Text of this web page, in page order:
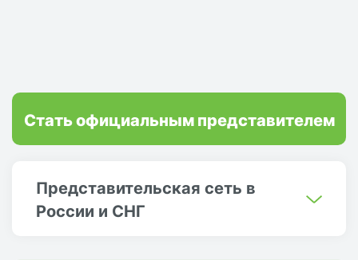
Представительская сеть в
России и СНГ
Стать официальным представителем